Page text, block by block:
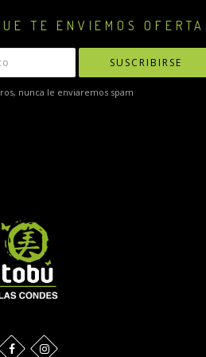
TE ENVIEMOS
SUSCRIBIRSE
nunca le enviaremos spam